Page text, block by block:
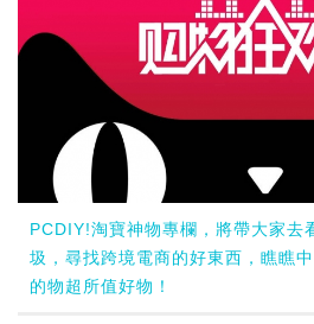
PCDIY!淘寶神物專欄，將帶大家去
圾，尋找跨境電商的好東西，瞧瞧
的物超所值好物！